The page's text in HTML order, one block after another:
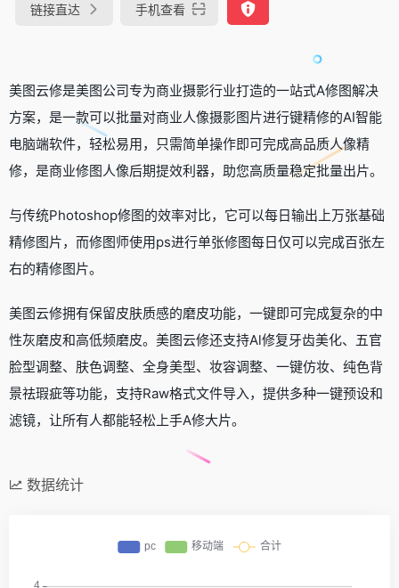
链接直达 手机查看
美图云修是美图公司专为商业摄影行业打造的一站式A修图解决
方案，是一款可以批量对商业人像摄影图片进行键精修的AI智能
电脑端软件，轻松易用，只需简单操作即可完成高品质人像精
修，是商业修图人像后期提效利器，助您高质量稳定批量出片。
与传统Photoshop修图的效率对比，它可以每日输出上万张基础
精修图片，而修图师使用ps进行单张修图每日仅可以完成百张左
右的精修图片。
美图云修拥有保留皮肤质感的磨皮功能，一键即可完成复杂的中
性灰磨皮和高低频磨皮。美图云修还支持Al修复牙齿美化、五官
脸型调整、肤色调整、全身美型、妆容调整、一键仿妆、纯色背
景祛瑕疵等功能，支持Raw格式文件导入，提供多种一键预设和
滤镜，让所有人都能轻松上手A修大片。
数据统计